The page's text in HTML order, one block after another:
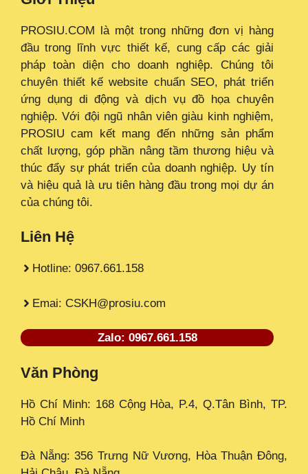
PROSIU.COM là một trong những đơn vị hàng
đầu trong lĩnh vực thiết kế, cung cấp các giải
pháp toàn diện cho doanh nghiệp. Chúng tôi
chuyên thiết kế website chuẩn SEO, phát triển
ứng dụng di động và dịch vụ đồ họa chuyên
nghiệp. Với đội ngũ nhân viên giàu kinh nghiệm,
PROSIU cam kết mang đến những sản phẩm
chất lượng, góp phần nâng tầm thương hiệu và
thúc đẩy sự phát triển của doanh nghiệp. Uy tín
và hiệu quả là ưu tiên hàng đầu trong mọi dự án
của chúng tôi.
Liên Hệ
Hotline: 0967.661.158
Emai: CSKH@prosiu.com
Zalo: 0967.661.158
Văn Phòng
Hồ Chí Minh: 168 Cộng Hòa, P.4, Q.Tân Bình, TP.
Hồ Chí Minh
Đà Nẵng: 356 Trưng Nữ Vương, Hòa Thuận Đông,